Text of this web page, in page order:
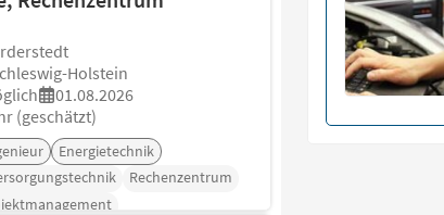
Holstein
01.08.2026
(geschätzt)
Energietechnik
Rechenzentrum